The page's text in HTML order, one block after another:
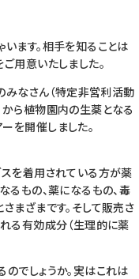
ます。相手を知ることは
用意いたしました。
なさん（特定非営利活動
ら植物園内の生薬となる
を開催しました。
を着用されている方が薬
るもの、薬になるもの、毒
まざまです。そして販売さ
る有効成分（生理的に薬
でしょうか。実はこれは